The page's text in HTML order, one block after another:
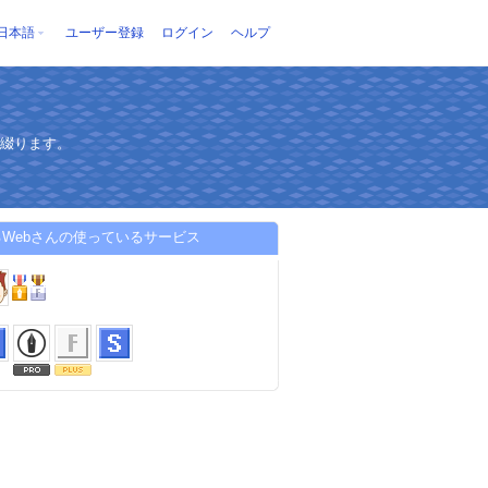
本語 ユーザー登録 ログイン ヘルプ
ります。
さんの使っているサービス